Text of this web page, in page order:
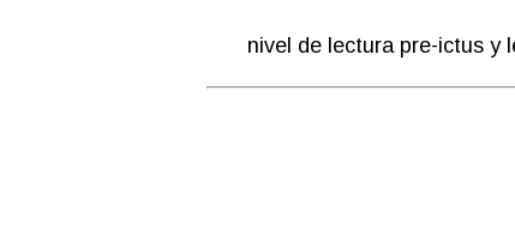
nivel de lectura pre-ictus y